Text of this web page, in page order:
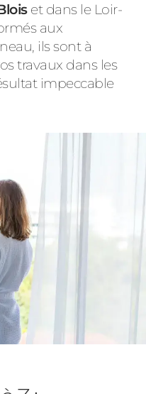
et dans le Loir-
aux
ils sont à
travaux dans les
impeccable